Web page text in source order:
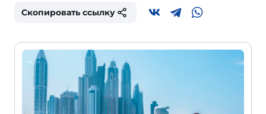
Скопировать ссылку